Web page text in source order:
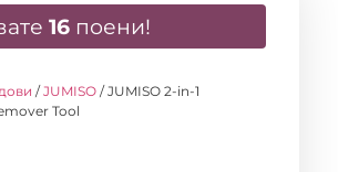
16 поени!
/JUMISO / JUMISO 2-in-1
Tool